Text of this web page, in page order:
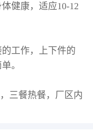
健康，适应10-12
工作，上下件的
。
三餐热餐，厂区内